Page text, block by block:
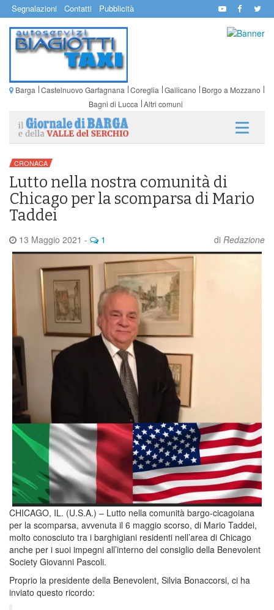
Segnalazioni Contatti Pubblicità
Barga Castelnuovo Garfagnana Coreglia Gallicano
Borgo a Mozzano
Bagni di Lucca Altri comuni
CRONACA
Lutto nella nostra comunità di
Chicago per la scomparsa di Mario
Taddei
13 Maggio 2021 - 1 di Redazione
CHICAGO, IL. (U.S.A.) – Lutto nella comunità bargo-cicagoiana
per la scomparsa, avvenuta il 6 maggio scorso, di Mario Taddei,
molto conosciuto tra i barghigiani residenti nell’area di Chicago
anche per i suoi impegni all’interno del consiglio della Benevolent
Society Giovanni Pascoli.
Proprio la presidente della Benevolent, Silvia Bonaccorsi, ci ha
inviato questo ricordo: